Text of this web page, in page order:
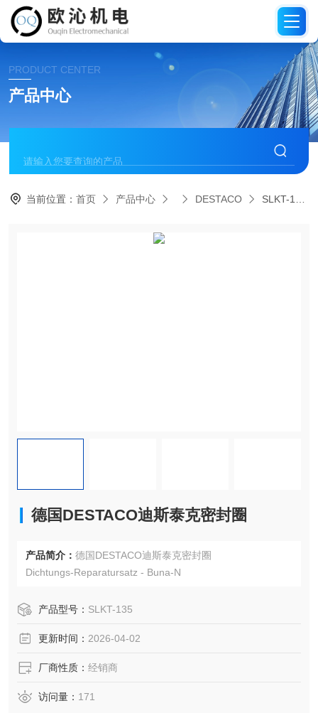
PRODUCT CENTER
产品中心
当前位置：首页 产品中心 DESTACO SLKT-135德国DESTACO迪斯泰克密封圈
德国DESTACO迪斯泰克密封圈
产品简介： 德国DESTACO迪斯泰克密封圈
Dichtungs-Reparatursatz - Buna-N
产品型号： SLKT-135
更新时间： 2026-04-02
厂商性质： 经销商
访问量： 171